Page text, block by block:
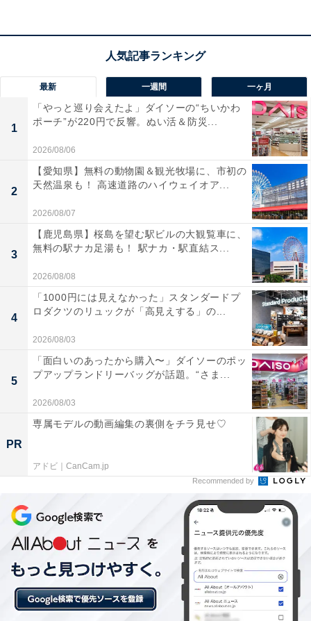
「百観音温泉」の口コミは？
「百観音温泉」には以下のような口コミが寄せられてい
口に入るとしょっぱいほどの濃い源泉は、露天の高
温立ち湯に浸かるとジュワーっと染みわたる感じが
して体がよく温まりました。湯上がりにいつまでも
ポカポカが続くのが嬉しいです。
露天の温泉＋高濃度炭酸泉のぬる湯が絶品で、炭酸
の泡が体中につきながらじんわりと温まる気持ちよ
さは他では味わえません。サウナも種類があってし
っかりととのえました。
東鷲宮駅から徒歩3分とアクセス抜群で、施設が綺
最新 一週間 一ヶ月
1
「やっと巡り会えたよ」ダイソーの“ちいかわ
ポーチ”が220円で反響。ぬい活＆防災...
2026/08/06
2
【愛知県】無料の動物園＆観光牧場に、市初の
天然温泉も！ 高速道路のハイウェイオア...
2026/08/07
3
【鹿児島県】桜島を望む駅ビルの大観覧車に、
無料の駅ナカ足湯も！ 駅ナカ・駅直結ス...
2026/08/08
4
「1000円には見えなかった」スタンダードプ
ロダクツのリュックが「高見えする」の...
2026/08/03
5
「面白いのあったから購入〜」ダイソーのポッ
プアップランドリーバッグが話題。“さま...
2026/08/03
PR
専属モデルの動画編集の裏側をチラ見せ♡
アドビ｜CanCam.jp
Recommended by